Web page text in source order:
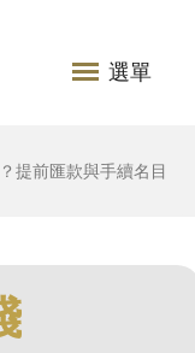
選單
提前匯款與手續名目